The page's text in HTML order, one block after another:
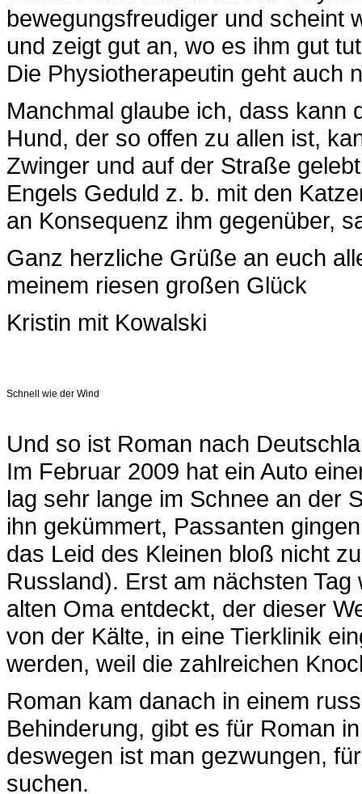
bewegungsfreudiger und scheint
und zeigt gut an, wo es ihm gut
Die Physiotherapeutin geht auch
Manchmal glaube ich, dass kann
Hund, der so offen zu allen ist,
Zwinger und auf der Straße
Engels Geduld z. b. mit den
an Konsequenz ihm gegenüber,
Ganz herzliche Grüße an euch
meinem riesen großen Glück
Kristin mit Kowalski
Schnell wie der Wind
Und so ist Roman nach
Im Februar 2009 hat ein Auto
lag sehr lange im Schnee an der
ihn gekümmert, Passanten
das Leid des Kleinen bloß nicht
Russland). Erst am nächsten
alten Oma entdeckt, der dieser
von der Kälte, in eine Tierklinik
werden, weil die zahlreichen
Roman kam danach in einem
Behinderung, gibt es für Roman
deswegen ist man gezwungen,
suchen.